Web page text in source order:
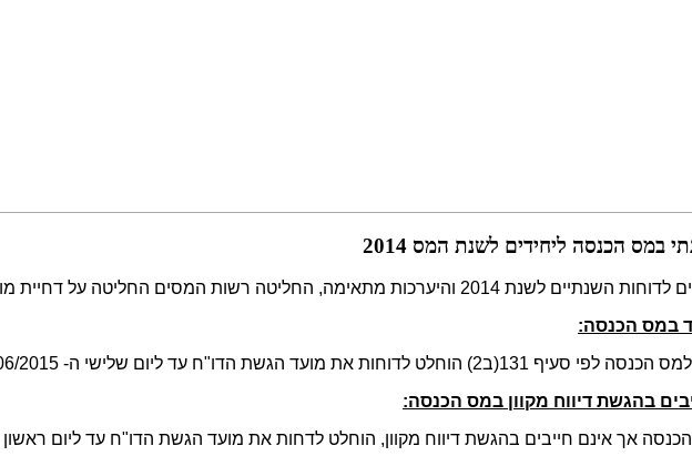
הכנסה ליחידים לשנת המס 2014
על דחיית מועד להגשת הדוח השנתי ליחידים כמפורט הלן:
במס הכנסה:
הגשת הדו"ח עד ליום שלישי ה- 30/06/2015.
בהגשת דיווח מקוון במס הכנסה:
אך אינם חייבים בהגשת דיווח מקוון, הוחלט לדחות את מועד הגשת הדו"ח עד ליום ראשון ה- 31/05/